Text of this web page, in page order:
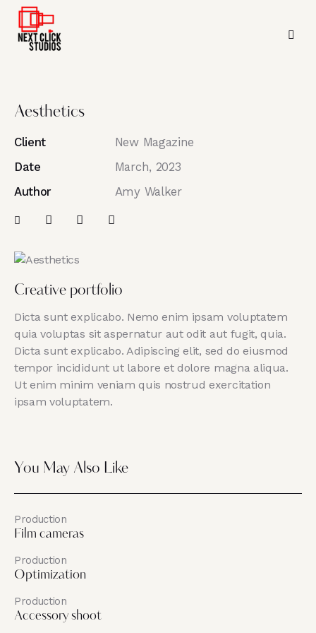
Aesthetics
Creative portfolio
Dicta sunt explicabo. Nemo enim ipsam voluptatem
quia voluptas sit aspernatur aut odit aut fugit, quia.
Dicta sunt explicabo. Adipiscing elit, sed do eiusmod
tempor incididunt ut labore et dolore magna aliqua.
Ut enim minim veniam quis nostrud exercitation
ipsam voluptatem.
Client
New Magazine
Date
March, 2023
Author
Amy Walker
You May Also Like
Production
Film cameras
Production
Optimization
Production
Accessory shoot